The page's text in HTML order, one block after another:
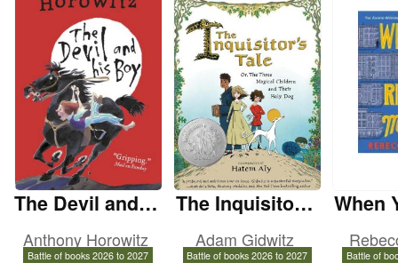
The Devil and H
is Boy
Anthony Horowitz
Battle of books 2026 to 2027
The Inquisitor's
Tale
Adam Gidwitz
Battle of books 2026 to 2027
When
Battle of